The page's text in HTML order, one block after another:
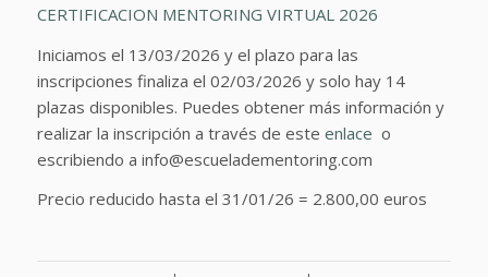
CERTIFICACION MENTORING VIRTUAL 2026
Iniciamos el 13/03/2026 y el plazo para las
inscripciones finaliza el 02/03/2026 y solo hay 14
plazas disponibles. Puedes obtener más información y
realizar la inscripción a través de este enlace o
escribiendo a info@escueladementoring.com
Precio reducido hasta el 31/01/26 = 2.800,00 euros